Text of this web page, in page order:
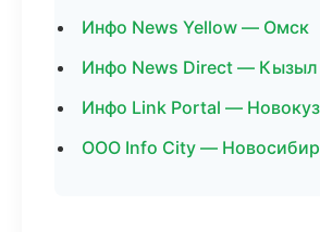
Инфо News Yellow — Омск
Инфо News Direct — Кызыл
Инфо Link Portal —
ООО Info City —